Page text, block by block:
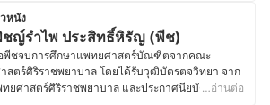
ชาดไทย จิตอาสาปฏิบัติงานศูนย์ฉีดวัคซีน และยังเป็น
ตั้งมูลนิธิต้นน้ำวาริดเพื่อเยาวชนไทยอีกด้วย
ติของ พญ.ช่ออัญชัญ ปัญญาเอกะวิทู (บีบี)
บส่วนตัวบวกกับประสบการณ์ที่สั่งสมมาจึงมีความ
เกี่ยวกับเครื่องหนังเป็นพิเศษ ด้วยเหตุนี้เองจึงถือเป็น
นิดของแบรนด์ iMUKi Auto Boutique ผู้ผลิตและ
เบาะหนังและอุปกรณ์ตกแต่งภายในรถยนต์ ซึ่งทาง
องมีจุดเด่นโดยมีทีมงานที่มีประสบการณ์และได้นำ
หนัง
ญ์รำไพ ประสิทธิ์หิรัญ (พีช)
ชจบการศึกษาแพทยศาสตร์บัณฑิตจากคณะ
สตร์ศิริราชพยาบาล โดยได้รับวุฒิบัตรตจวิทยา จาก
ยศาสตร์ศิริราชพยาบาล และประกาศนียบัตรตจ
…อ่านต่อ